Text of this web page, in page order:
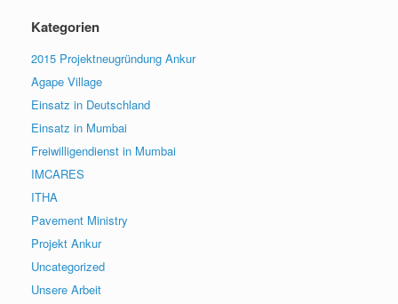
Kategorien
2015 Projektneugründung Ankur
Agape Village
Einsatz in Deutschland
Einsatz in Mumbai
Freiwilligendienst in Mumbai
IMCARES
ITHA
Pavement Ministry
Projekt Ankur
Uncategorized
Unsere Arbeit